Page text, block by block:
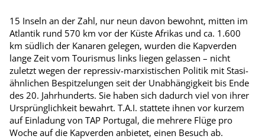
15 Inseln an der Zahl, nur neun davon bewohnt, mitten im
Atlantik rund 570 km vor der Küste Afrikas und ca. 1.600
km südlich der Kanaren gelegen, wurden die Kapverden
lange Zeit vom Tourismus links liegen gelassen – nicht
zuletzt wegen der repressiv-marxistischen Politik mit Stasi-
ähnlichen Bespitzelungen seit der Unabhängigkeit bis Ende
des 20. Jahrhunderts. Sie haben sich dadurch viel von ihrer
Ursprünglichkeit bewahrt. T.A.I. stattete ihnen vor kurzem
auf Einladung von TAP Portugal, die mehrere Flüge pro
Woche auf die Kapverden anbietet, einen Besuch ab.